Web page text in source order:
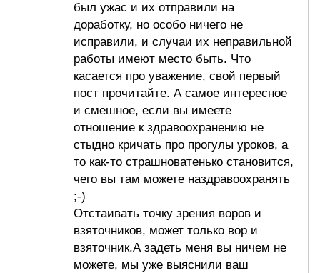
был ужас и их отправили на
доработку, но особо ничего не
исправили, и случаи их неправильной
работы имеют место быть. Что
касается про уважение, свой первый
пост прочитайте. А самое интересное
и смешное, если вы имеете
отношение к здравоохранению не
стыдно кричать про прогулы уроков, а
то как-то страшноватенько становится,
чего вы там можете наздравоохранять
;-)
Отстаивать точку зрения воров и
взяточников, может только вор и
взяточник.А задеть меня вы ничем не
можете, мы уже выяснили ваш